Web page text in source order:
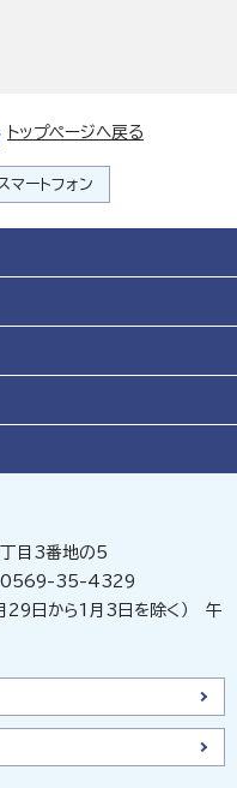
トップページへ戻る
マートフォン
目3番地の5
0569-35-4329
29日から1月3日を除く） 午